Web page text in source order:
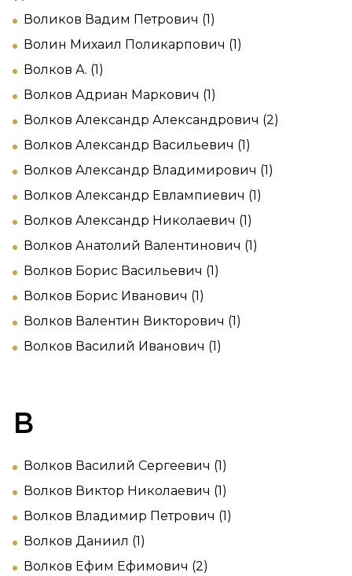
Воликов Вадим Петрович (1)
Волин Михаил Поликарпович (1)
Волков А. (1)
Волков Адриан Маркович (1)
Волков Александр Александрович (2)
Волков Александр Васильевич (1)
Волков Александр Владимирович (1)
Волков Александр Евлампиевич (1)
Волков Александр Николаевич (1)
Волков Анатолий Валентинович (1)
Волков Борис Васильевич (1)
Волков Борис Иванович (1)
Волков Валентин Викторович (1)
Волков Василий Иванович (1)
В
Волков Василий Сергеевич (1)
Волков Виктор Николаевич (1)
Волков Владимир Петрович (1)
Волков Даниил (1)
Волков Ефим Ефимович (2)